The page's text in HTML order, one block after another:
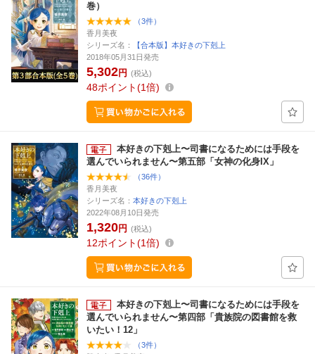
巻）
（3件）
香月美夜
シリーズ名：
【合本版】本好きの下剋上
2018年05月31日発売
5,302円 (税込)
48ポイント 1倍
本好きの下剋上〜司書になるためには手段を
選んでいられません〜第五部「女神の化身IX」
（36件）
香月美夜
シリーズ名： 本好きの下剋上
2022年08月10日発売
1,320円 (税込)
12ポイント 1倍
本好きの下剋上〜司書になるためには手段を
選んでいられません〜第四部「貴族院の図書館を救
いたい！12」
（3件）